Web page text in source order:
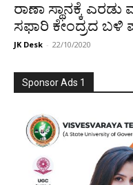
ರಾಣಾ ಸ್ಥಾನಕ್ಕೆ
ಸಫಾರಿ ಕೇಂದ್ರದ ಬಳಿ
JK Desk - 22/10/2020
Sponsor Ads 1